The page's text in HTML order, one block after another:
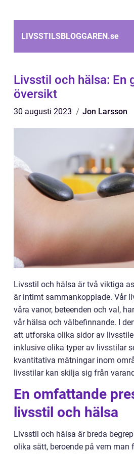
LIVSSTILSBLOGGAREN.se
Livsstil och hälsa: En
översikt
30 augusti 2023 Jon Larsson
Livsstil och hälsa är två viktiga
är intimt sammankopplade. Vår
våra vanor, beteenden och val,
vår hälsa och välbefinnande. I
att utforska olika sidor av
inklusive olika typer av livsstilar
kvantitativa mätningar inom
livsstilar kan skilja sig från
En omfattande
livsstil och hälsa
Livsstil och hälsa är breda
olika sätt, beroende på vem man